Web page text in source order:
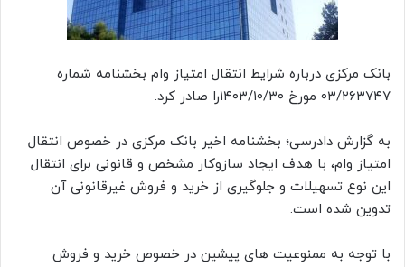
بانک مرکزی درباره شرایط انتقال امتیاز وام بخشنامه شماره
۰۳/۲۶۳۷۴۷ مورخ ۱۴۰۳/۱۰/۳۰را صادر کرد.
به گزارش دادرسی؛ بخشنامه اخیر بانک مرکزی در خصوص انتقال
امتیاز وام، با هدف ایجاد سازوکار مشخص و قانونی برای انتقال
این نوع تسهیلات و جلوگیری از خرید و فروش غیرقانونی آن
تدوین شده است.
با توجه به ممنوعیت های پیشین در خصوص خرید و فروش